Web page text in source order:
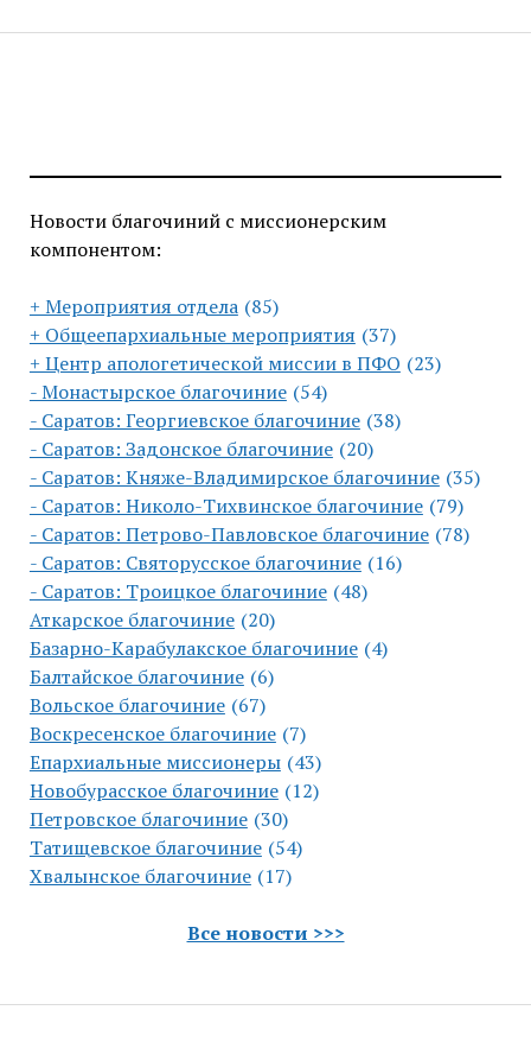
Новости благочиний с миссионерским
компонентом:
+ Мероприятия отдела (85)
+ Общеепархиальные мероприятия (37)
+ Центр апологетической миссии в ПФО (23)
- Монастырское благочиние (54)
- Саратов: Георгиевское благочиние (38)
- Саратов: Задонское благочиние (20)
- Саратов: Княже-Владимирское благочиние (35)
- Саратов: Николо-Тихвинское благочиние (79)
- Саратов: Петрово-Павловское благочиние (78)
- Саратов: Святорусское благочиние (16)
- Саратов: Троицкое благочиние (48)
Аткарское благочиние (20)
Базарно-Карабулакское благочиние (4)
Балтайское благочиние (6)
Вольское благочиние (67)
Воскресенское благочиние (7)
Епархиальные миссионеры (43)
Новобурасское благочиние (12)
Петровское благочиние (30)
Татищевское благочиние (54)
Хвалынское благочиние (17)
Все новости >>>